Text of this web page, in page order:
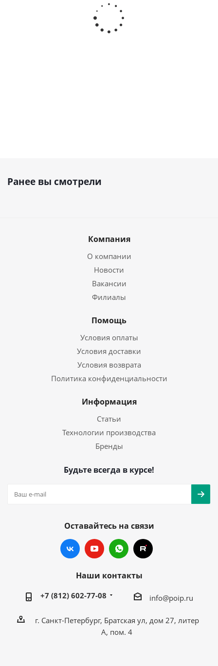
Винтовой
компрессор
Ранее вы смотрели
Компания
О компании
Новости
Вакансии
Филиалы
Помощь
Условия оплаты
Условия доставки
Условия возврата
Политика конфиденциальности
Информация
Статьи
Технологии производства
Бренды
Будьте всегда в курсе!
Оставайтесь на связи
Наши контакты
+7 (812) 602-77-08 info@poip.ru
г. Санкт-Петербург, Братская ул, дом 27, литер
А, пом. 4